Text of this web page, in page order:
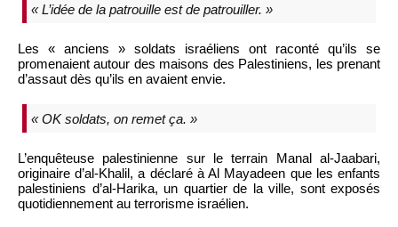
« L’idée de la patrouille est de patrouiller. »
Les « anciens » soldats israéliens ont raconté qu’ils se
promenaient autour des maisons des Palestiniens, les prenant
d’assaut dès qu’ils en avaient envie.
« OK soldats, on remet ça. »
L’enquêteuse palestinienne sur le terrain Manal al-Jaabari,
originaire d’al-Khalil, a déclaré à Al Mayadeen que les enfants
palestiniens d’al-Harika, un quartier de la ville, sont exposés
quotidiennement au terrorisme israélien.